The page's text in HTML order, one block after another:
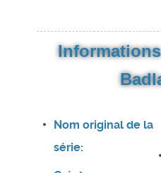
Nom original de la
série: